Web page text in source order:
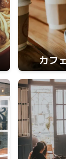
カフ